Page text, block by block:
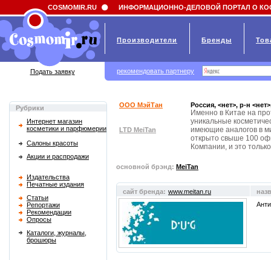
Field 'news_title' doesn't have a default value
Рубрики
Интернет магазин
косметики и парфюмерии
Салоны красоты
Акции и распродажи
Издательства
Печатные издания
Статьи
Репортажи
Рекомендации
Опросы
Каталоги, журналы,
брошюры
ООО МэйТан Россия, <нет>, р-н
LTD MeiTan
Именно в Китае на
уникальные
имеющие аналогов в
открыто свыше 100
Компании, и это
основной брэнд: MeiTan
сайт бренда: www.meitan.ru
COSMOMIR.RU ИНФОРМАЦИОННО-ДЕЛОВОЙ ПОРТАЛ О
Производители Бренды
Подать заявку рекомендовать партнеру